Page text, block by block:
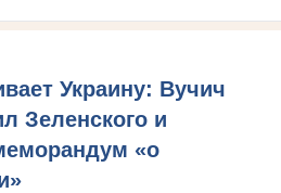
Украину: Вучич
Зеленского и
«о